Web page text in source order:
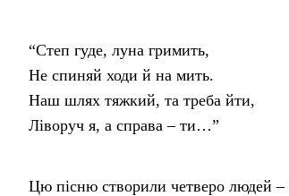
“Степ гуде, луна гримить,
Не спиняй ходи й на мить.
Наш шлях тяжкий, та треба йти,
Ліворуч я, а справа – ти…”
Цю пісню створили четверо людей –